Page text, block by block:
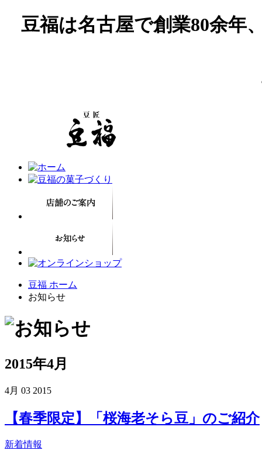
豆福は名古屋で創業80余年
豆福 ホーム
お知らせ
2015年4月
4月 03 2015
【春季限定】「桜海老そら豆」のご紹介
新着情報